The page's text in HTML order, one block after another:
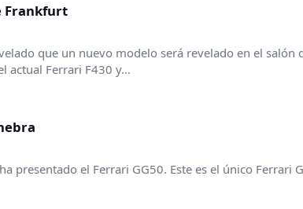
Frankfurt
que un nuevo modelo será revelado en el salón
actual Ferrari F430 y...
presentado el Ferrari GG50. Este es el único Ferrari